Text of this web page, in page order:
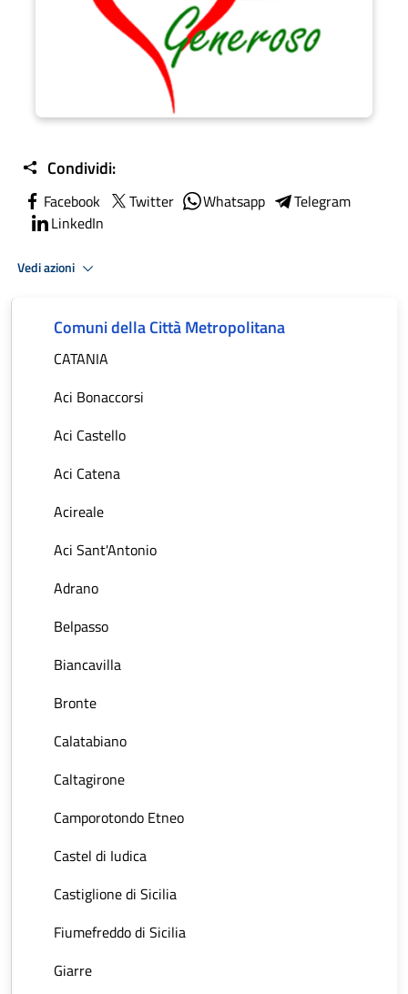
Condividi:
Facebook Twitter Whatsapp
Telegram
LinkedIn
Vedi azioni
Comuni della Città Metropolitana
CATANIA
Aci Bonaccorsi
Aci Castello
Aci Catena
Acireale
Aci Sant'Antonio
Adrano
Belpasso
Biancavilla
Bronte
Calatabiano
Caltagirone
Camporotondo Etneo
Castel di Iudica
Castiglione di Sicilia
Fiumefreddo di Sicilia
Giarre